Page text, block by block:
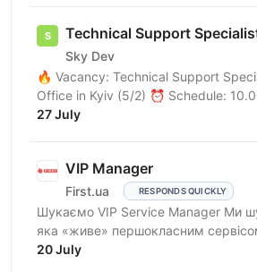
Technical Support
Sky Dev
🔥 Vacancy: Technical Support
Office in Kyiv (5/2) ⏰ Schedule:
Salary: $900 Who are we? We are a
27 July
VIP Manager
First.ua RESPONDS QUICKLY
Шукаємо VIP Service Manager Ми шукаємо людину,
яка «живе» першокласним
має «зуби» для продажів. Ти
20 July